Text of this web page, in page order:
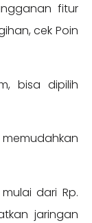
fitur
cek Poin
bisa dipilih
dari Rp.
jaringan